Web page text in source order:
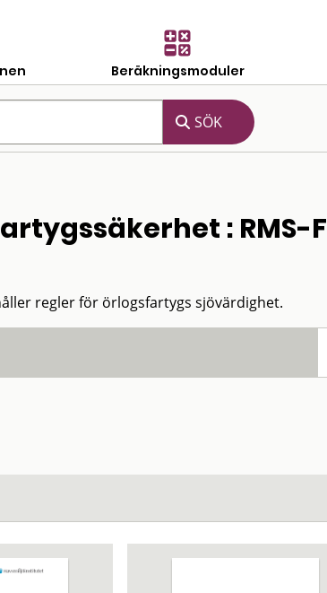
Beräkningsmoduler
: RMS-F
regler för örlogsfartygs sjövärdighet.